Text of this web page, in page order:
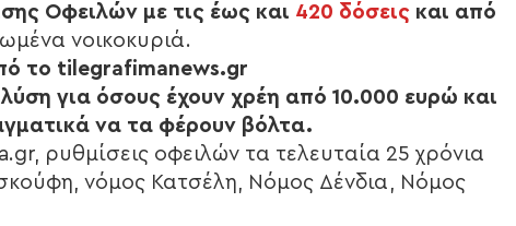
Οφειλών με τις έως και 420 δόσεις και από
νοικοκυριά.
το tilegrafimanews.gr
λύση για όσους έχουν χρέη από 10.000 ευρώ και
να τα φέρουν βόλτα.
ρυθμίσεις οφειλών τα τελευταία 25 χρόνια
νόμος Κατσέλη, Νόμος Δένδια, Νόμος